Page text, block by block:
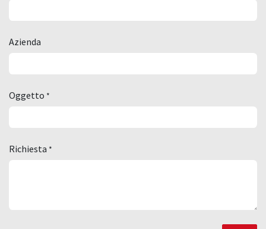
Azienda
Oggetto *
Richiesta *